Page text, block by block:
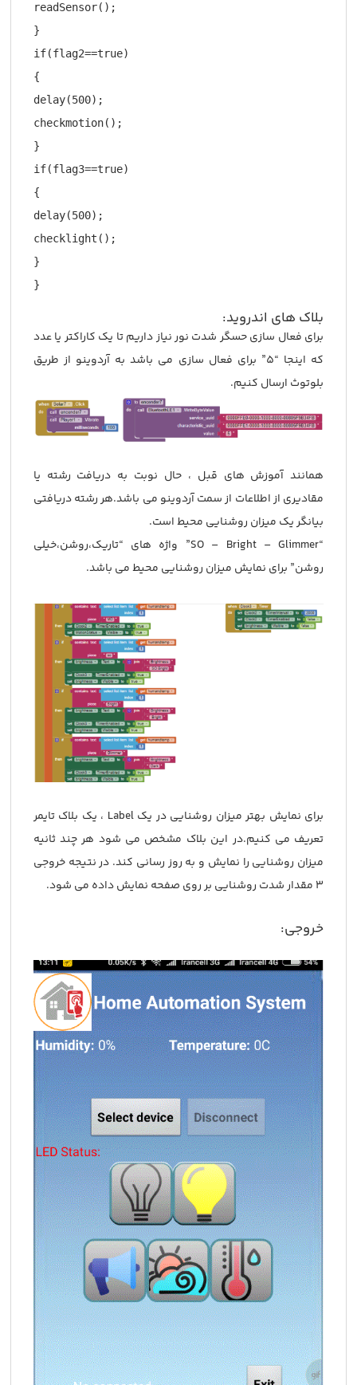
readSensor();
}
if(flag2==true)
{
delay(500);
checkmotion();
}
if(flag3==true)
{
delay(500);
checklight();
}
بلاک های اندروید:
برای فعال سازی حسگر شدت نور نیاز داریم تا یک کاراکتر یا عدد
که اینجا “5” برای فعال سازی می باشد به آردوینو از طریق
بلوتوث ارسال کنیم.
همانند آموزش های قبل ، حال نوبت به دریافت رشته یا
مقادیری از اطلاعات از سمت آردوینو می باشد.هر رشته دریافتی
بیانگر یک میزان روشنایی محیط است.
“SO – Bright – Glimmer” واژه های “تاریک،روشن،خیلی
روشن” برای نمایش میزان روشنایی محیط می باشد.
برای نمایش بهتر میزان روشنایی در یک Label ، یک بلاک تایمر
تعریف می کنیم.در این بلاک مشخص می شود هر چند ثانیه
میزان روشنایی را نمایش و به روز رسانی کند. در نتیجه خروجی
3 مقدار شدت روشنایی بر روی صفحه نمایش داده می شود.
خروجی: